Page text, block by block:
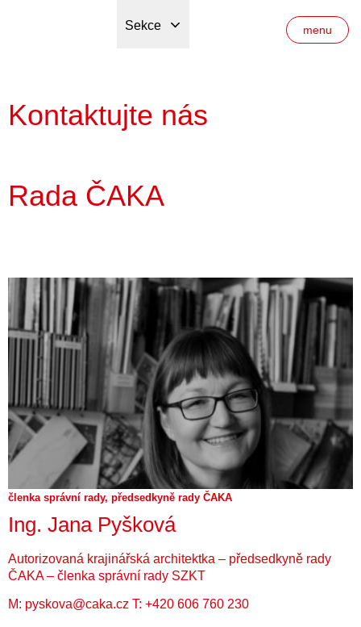
menu
Sekce
Kontaktujte nás
Rada ČAKA
členka správní rady, předsedkyně rady ČAKA
Ing. Jana Pyšková
Autorizovaná krajinářská architektka – předsedkyně rady
ČAKA – členka správní rady SZKT
M: pyskova@caka.cz T: +420 606 760 230